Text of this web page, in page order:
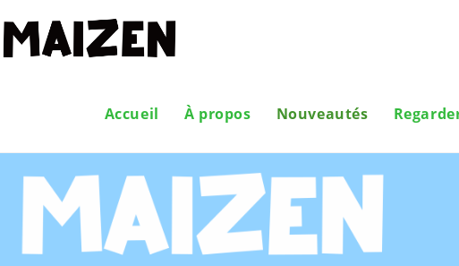
Accueil À propos Nouveautés